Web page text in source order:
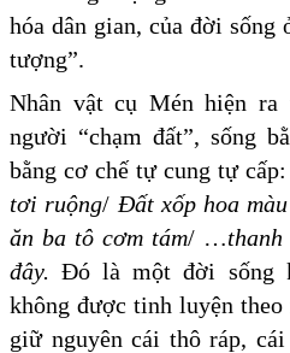
hóa dân gian, của đời sống
tượng”.
Nhân vật cụ Mén hiện
người “chạm đất”, sống
bằng cơ chế tự cung tự cấp:
tơi ruộng/ Đất xốp hoa
ăn ba tô cơm tám/ …
đây. Đó là một đời sống
không được tinh luyện
giữ nguyên cái thô ráp,